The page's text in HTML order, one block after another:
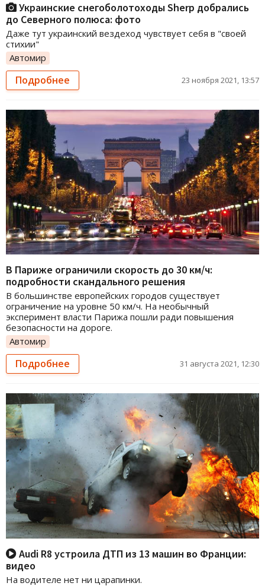
Украинские снегоболотоходы Sherp добрались
до Северного полюса: фото
Даже тут украинский вездеход чувствует себя в "своей
стихии"
Автомир
Подробнее 23 ноября 2021, 13:57
В Париже ограничили скорость до 30 км/ч:
подробности скандального решения
В большинстве европейских городов существует
ограничение на уровне 50 км/ч. На необычный
эксперимент власти Парижа пошли ради повышения
безопасности на дороге.
Автомир
Подробнее 31 августа 2021, 12:30
Audi R8 устроила ДТП из 13 машин во Франции:
видео
На водителе нет ни царапинки.